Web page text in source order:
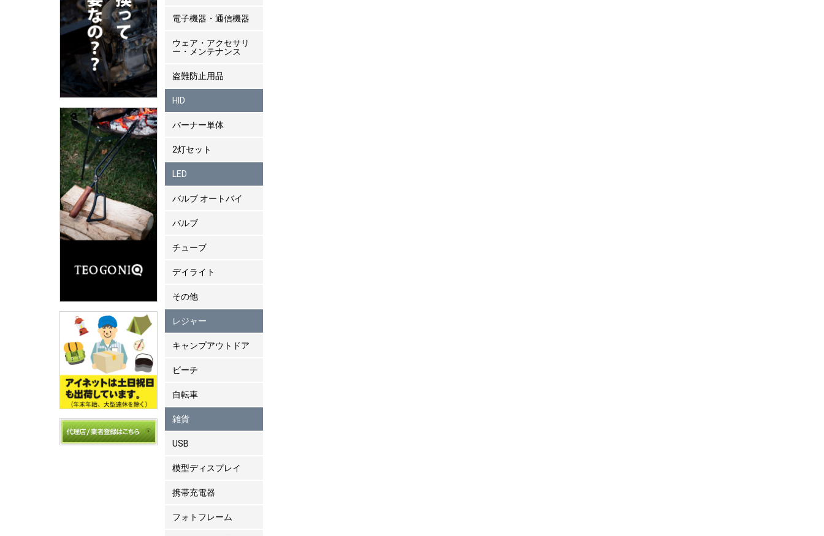
電子機器・通信機器
ウェア・アクセサリ
ー・メンテナンス
盗難防止用品
HID
バーナー単体
2灯セット
LED
バルブ オートバイ
バルブ
チューブ
デイライト
その他
レジャー
キャンプアウトドア
ビーチ
自転車
雑貨
USB
模型ディスプレイ
携帯充電器
フォトフレーム